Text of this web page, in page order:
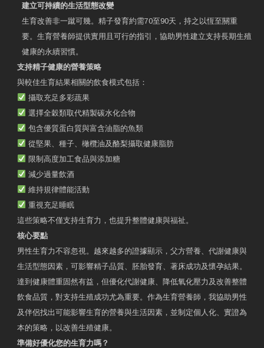
建立可持續的生活型態改變
生育改善非一蹴可幾。精子發育約需70至90天，持之以恆至關重
要。生育營養師提供實用且可行的指引，協助男性建立支持長期生殖
健康的永續習慣。
支持精子健康的營養策略
與較佳生育結果相關的飲食模式包括：
攝取充足多彩蔬果
選擇全穀類取代精製碳水化合物
包含優質蛋白質與富含油脂的魚類
從堅果、種子、橄欖油及酪梨攝取健康脂肪
限制高度加工食品與添加糖
減少過量飲酒
維持規律體能活動
重視充足睡眠
這些策略不僅支持生育力，也提升整體健康與福祉。
核心要點
男性生育力不容忽視。越來越多的證據顯示，父方營養、代謝健康與
生活型態因素，可影響精子品質、胚胎發育、著床成功及懷孕結果。
達到健康體重固然有益，但優化代謝健康、降低氧化壓力及改善整體
飲食品質，對支持生殖成功尤為重要。作為生育營養師，我協助男性
及伴侶找出可能影響生育的營養與生活因素，並制定個人化、實證為
本的策略，以改善生殖健康。
準備好優化您的生育力嗎？